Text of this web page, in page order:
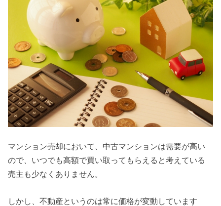
マンション売却において、中古マンションは需要が高い
ので、いつでも高額で買い取ってもらえると考えている
売主も少なくありません。
しかし、不動産というのは常に価格が変動しています